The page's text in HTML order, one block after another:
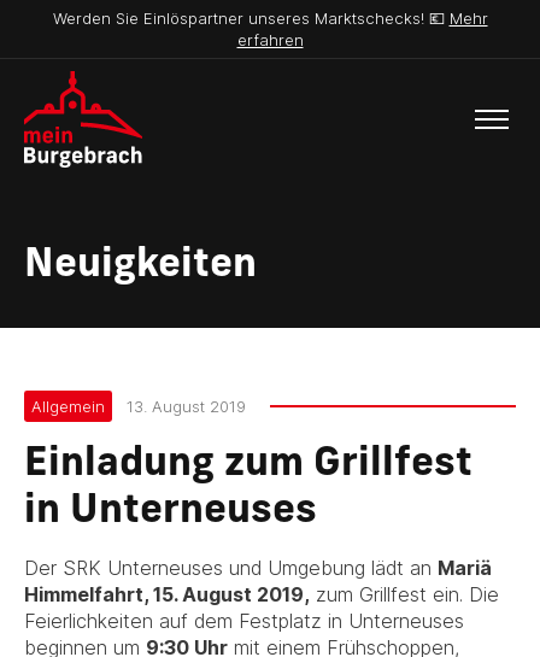
Werden Sie Einlöspartner unseres Marktschecks! 💶 Mehr
erfahren
Neuigkeiten
Allgemein 13. August 2019
Einladung zum Grillfest
in Unterneuses
Der SRK Unterneuses und Umgebung lädt an Mariä
Himmelfahrt, 15. August 2019, zum Grillfest ein. Die
Feierlichkeiten auf dem Festplatz in Unterneuses
beginnen um 9:30 Uhr mit einem Frühschoppen,